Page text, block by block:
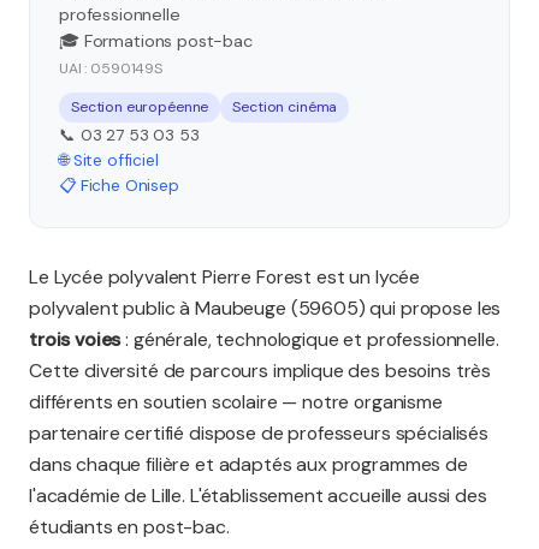
professionnelle
🎓 Formations post-bac
UAI : 0590149S
Section européenne
Section cinéma
📞 03 27 53 03 53
🌐 Site officiel
📋 Fiche Onisep
Le Lycée polyvalent Pierre Forest est un lycée
polyvalent public à Maubeuge (59605) qui propose les
trois voies: générale, technologique et professionnelle.
Cette diversité de parcours implique des besoins très
différents en soutien scolaire — notre organisme
partenaire certifié dispose de professeurs spécialisés
dans chaque filière et adaptés aux programmes de
l'académie de Lille. L'établissement accueille aussi des
étudiants en post-bac.